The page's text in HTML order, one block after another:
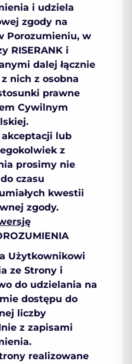
i udziela
zgody na
Porozumieniu, w
RISERANK i
dalej łącznie
nich z osobna
prawne
Cywilnym
lub
z
prosimy nie
czasu
kwestii
zgody.
Użytkownikowi
ze Strony i
do udzielania na
dostępu do
liczby
z zapisami
realizowane